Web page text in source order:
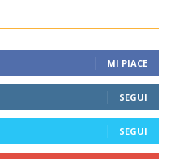
MI PIACE
SEGUI
SEGUI